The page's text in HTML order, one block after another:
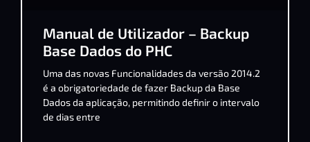
Manual de Utilizador – Backup
Base Dados do PHC
Uma das novas Funcionalidades da versão 2014.2
é a obrigatoriedade de fazer Backup da Base
Dados da aplicação, permitindo definir o intervalo
de dias entre